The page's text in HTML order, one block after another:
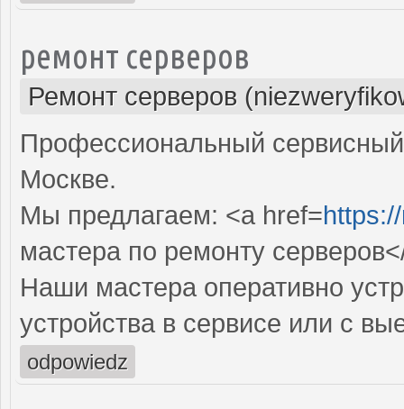
ремонт серверов
Ремонт серверов
Профессиональный
Москве.
Мы предлагаем: <a href=
мастера по ремонту
Наши мастера оперативно
устройства в сервисе или с
odpowiedz